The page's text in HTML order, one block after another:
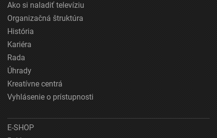
Ako si naladiť televíziu
Organizačná štruktúra
História
Kariéra
Rada
Úhrady
Kreatívne centrá
Vyhlásenie o prístupnosti
E-SHOP